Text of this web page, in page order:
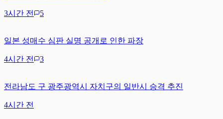
3시간 전 5
일본 성매수 심판 실명 공개로 인한 파장
4시간 전 3
전라남도 구 광주광역시 자치구의 일반시 승격 추진
4시간 전